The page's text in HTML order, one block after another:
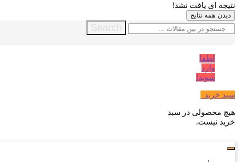
نتیجه ای یافت نشد!
دیدن همه نتایج
Search
لطفا
وارد
شوید!
سبد خرید
هیچ محصولی در سبد
خرید نیست.